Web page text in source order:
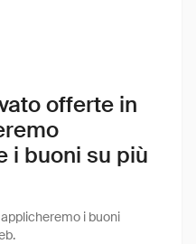
offerte in
i buoni su più
i buoni